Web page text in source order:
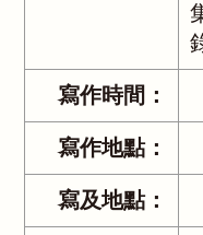
寫作時間：
寫作地點：
寫及地點：